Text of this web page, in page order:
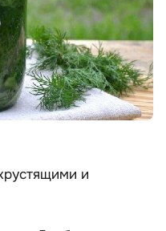
и